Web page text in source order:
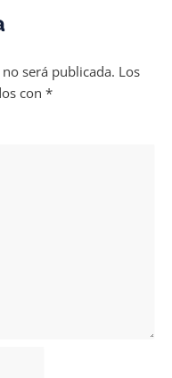
será publicada. Los
con *